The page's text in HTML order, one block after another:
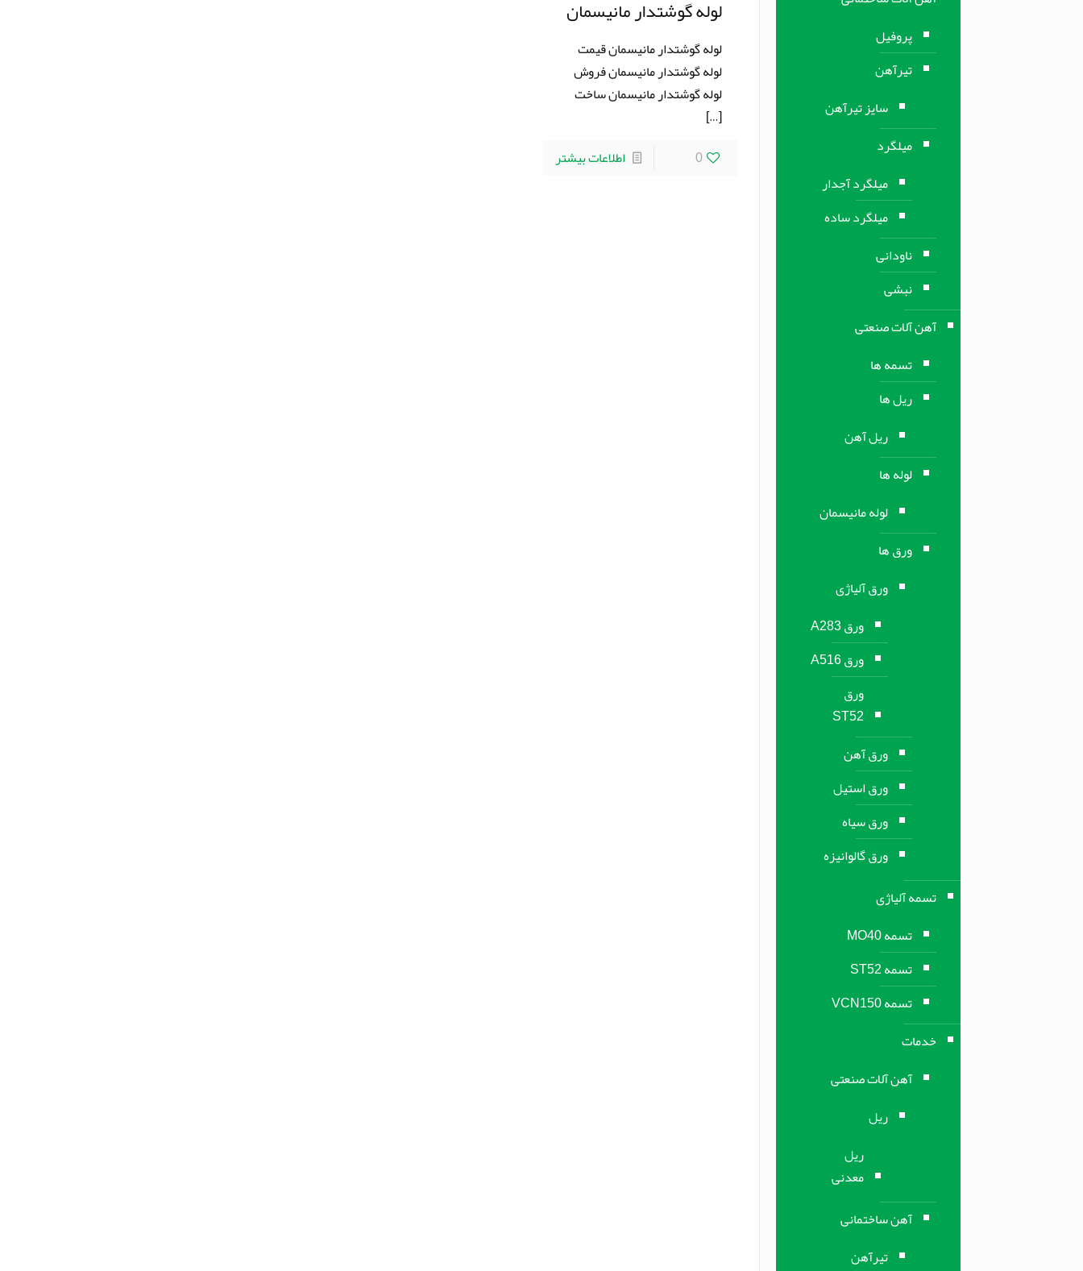
لوله گوشتدار مانیسمان
لوله گوشتدار مانیسمان قیمت
لوله گوشتدار مانیسمان فروش
لوله گوشتدار مانیسمان ساخت
[…]
0
اطلاعات بیشتر
پروفیل
تیرآهن
سایز تیرآهن
میلگرد
میلگرد آجدار
میلگرد ساده
ناودانی
نبشی
آهن آلات صنعتی
تسمه ها
ریل ها
ریل آهن
لوله ها
لوله مانیسمان
ورق ها
ورق آلیاژی
ورق A283
ورق A516
ورق
ST52
ورق آهن
ورق استیل
ورق سیاه
ورق گالوانیزه
تسمه آلیاژی
تسمه MO40
تسمه ST52
تسمه VCN150
خدمات
آهن آلات صنعتی
ریل
ریل
معدنی
آهن ساختمانی
تیرآهن